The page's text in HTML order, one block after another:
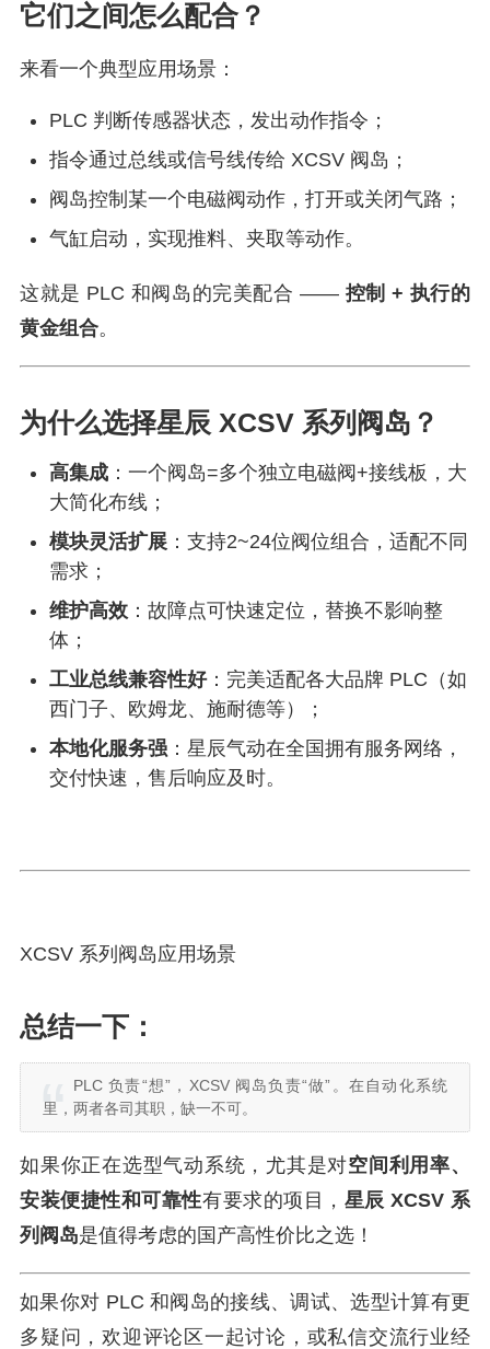
它们之间怎么配合？
来看一个典型应用场景：
PLC 判断传感器状态，发出动作指令；
指令通过总线或信号线传给 XCSV 阀岛；
阀岛控制某一个电磁阀动作，打开或关闭气路；
气缸启动，实现推料、夹取等动作。
这就是 PLC 和阀岛的完美配合 —— 控制 + 执行的
黄金组合。
为什么选择星辰 XCSV 系列阀岛？
高集成 ：一个阀岛=多个独立电磁阀+接线板，大
大简化布线；
模块灵活扩展 ：支持2~24位阀位组合，适配不同
需求；
维护高效 ：故障点可快速定位，替换不影响整
体；
工业总线兼容性好：完美适配各大品牌 PLC（如
西门子、欧姆龙、施耐德等）；
本地化服务强 ：星辰气动在全国拥有服务网络，
交付快速，售后响应及时。
XCSV 系列阀岛应用场景
总结一下：
PLC 负责“想”，XCSV 阀岛负责“做”。在自动化系统
里，两者各司其职，缺一不可。
如果你正在选型气动系统，尤其是对空间利用率、
安装便捷性和可靠性有要求的项目， 星辰 XCSV 系
列阀岛是值得考虑的国产高性价比之选！
如果你对 PLC 和阀岛的接线、调试、选型计算有更
多疑问，欢迎评论区一起讨论，或私信交流行业经